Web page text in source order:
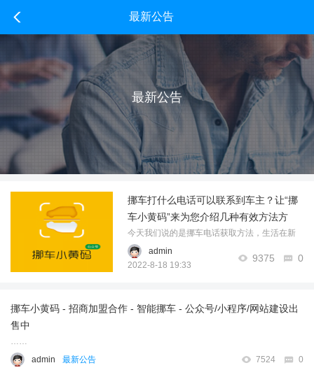
最新公告
最新公告
挪车打什么电话可以联系到车主？让“挪
车小黄码”来为您介绍几种有效方法方
式！
今天我们说的是挪车电话获取方法，生活在新
中国，新时代的我们，日子越来越好，口袋里
的钱也有富足，无论是出行，或是为了面子，
……
admin
2022-8-18 19:33
9375 0
挪车小黄码 - 招商加盟合作 - 智能挪车 - 公众号/小程序/网站建设出
售中
……
admin
最新公告 7524 0